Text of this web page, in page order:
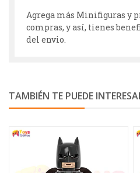
Agrega más Minifiguras y
compras, y así, tienes
del envio.
TAMBIÉN TE PUEDE